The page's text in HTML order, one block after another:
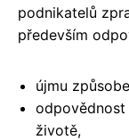
podnikatelů
především
újmu
odpovědnost
životě,